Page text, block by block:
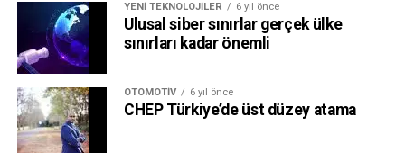
YENI TEKNOLOJILER 6 yıl önce
Ulusal siber sınırlar gerçek ülke
sınırları kadar önemli
OTOMOTIV 6 yıl önce
CHEP Türkiye’de üst düzey atama